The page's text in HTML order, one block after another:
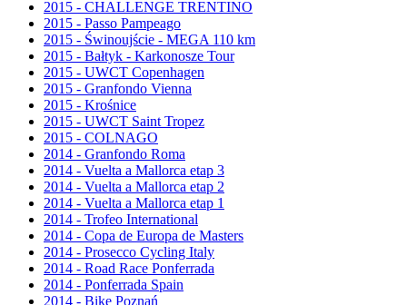
2015 - CHALLENGE TRENTINO
2015 - Passo Pampeago
2015 - Świnoujście - MEGA 110 km
2015 - Bałtyk - Karkonosze Tour
2015 - UWCT Copenhagen
2015 - Granfondo Vienna
2015 - Krośnice
2015 - UWCT Saint Tropez
2015 - COLNAGO
2014 - Granfondo Roma
2014 - Vuelta a Mallorca etap 3
2014 - Vuelta a Mallorca etap 2
2014 - Vuelta a Mallorca etap 1
2014 - Trofeo International
2014 - Copa de Europa de Masters
2014 - Prosecco Cycling Italy
2014 - Road Race Ponferrada
2014 - Ponferrada Spain
2014 - Bike Poznań